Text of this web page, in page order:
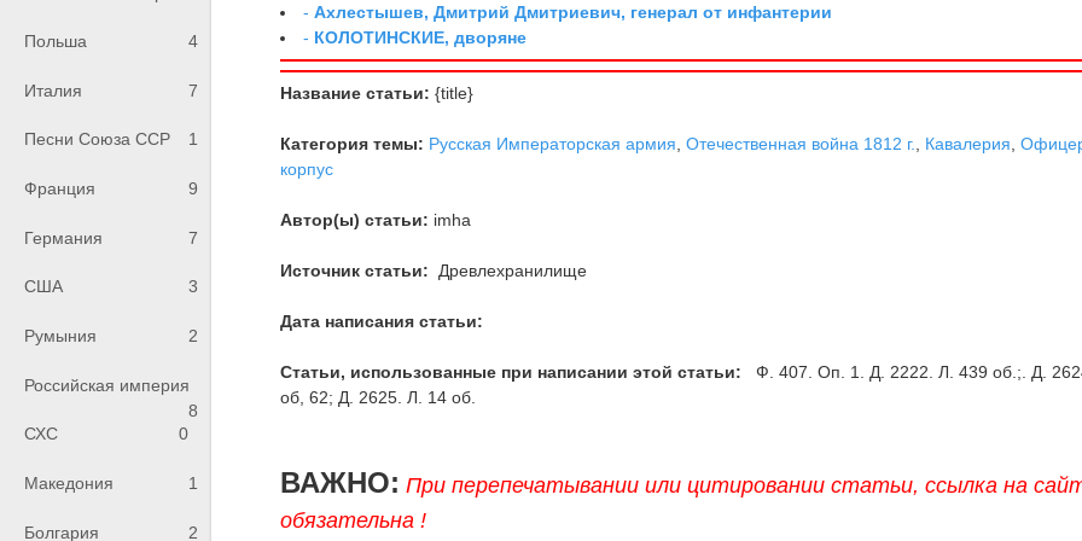
Польша 4
Италия 7
Песни Союза ССР 1
Франция 9
Германия 7
США 3
Румыния 2
Российская империя
8
СХС
0
Македония 1
Болгария 2
-Ахлестышев, Дмитрий Дмитриевич, генерал от инфантерии
- КОЛОТИНСКИЕ, дворяне
Название статьи: {title}
Категория темы: Русская Императорская армия ,Отечественная война 1812 г. Кавалерия ,
корпус
Автор(ы) статьи: imha
Источник статьи: Древлехранилище
Дата написания статьи:
Статьи, использованные при написании этой статьи:
Ф. 407. Оп. 1. Д. 2222. Л. 439 об.;. Д.
об, 62; Д. 2625. Л. 14 об.
ВАЖНО: При перепечатывании или цитировании статьи, ссылка на
обязательна !